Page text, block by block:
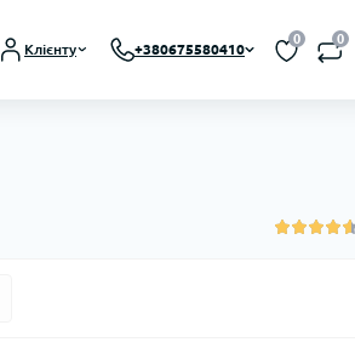
Клієнту +380675580410
0 0